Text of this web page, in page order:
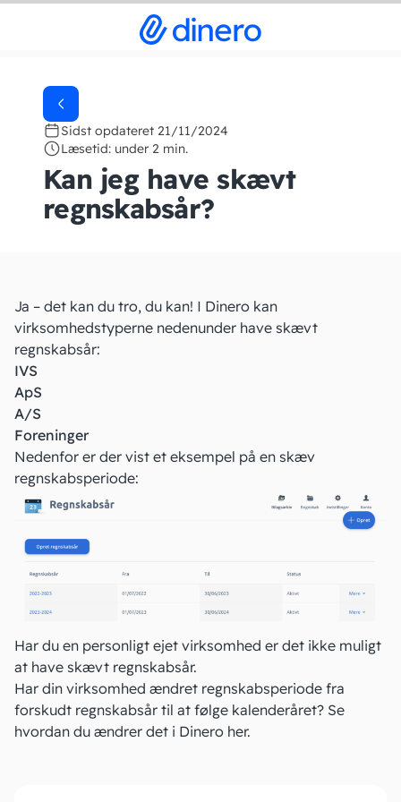
Sidst opdateret 21/11/2024
Læsetid: under 2 min.
Kan jeg have skævt
regnskabsår?
Ja – det kan du tro, du kan! I Dinero kan
virksomhedstyperne nedenunder have skævt
regnskabsår:
IVS
ApS
A/S
Foreninger
Nedenfor er der vist et eksempel på en skæv
regnskabsperiode:
Har du en personligt ejet virksomhed er det ikke muligt
at have skævt regnskabsår.
Har din virksomhed ændret regnskabsperiode fra
forskudt regnskabsår til at følge kalenderåret? Se
hvordan du ændrer det i Dinero her.